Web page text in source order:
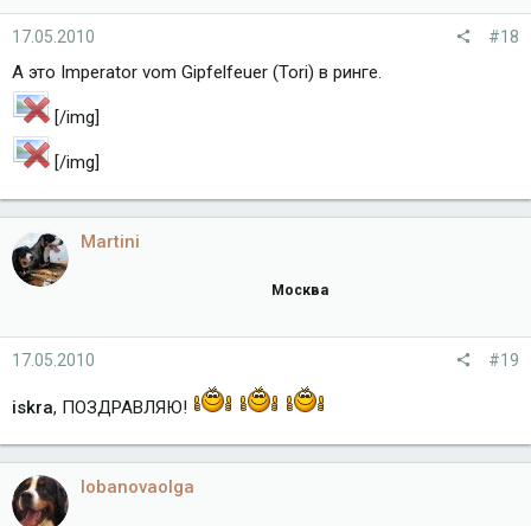
17.05.2010 #18
А это Imperator vom Gipfelfeuer (Tori) в ринге.
[/img]
[/img]
Martini
Москва
17.05.2010 #19
iskra, ПОЗДРАВЛЯЮ!
lobanovaolga